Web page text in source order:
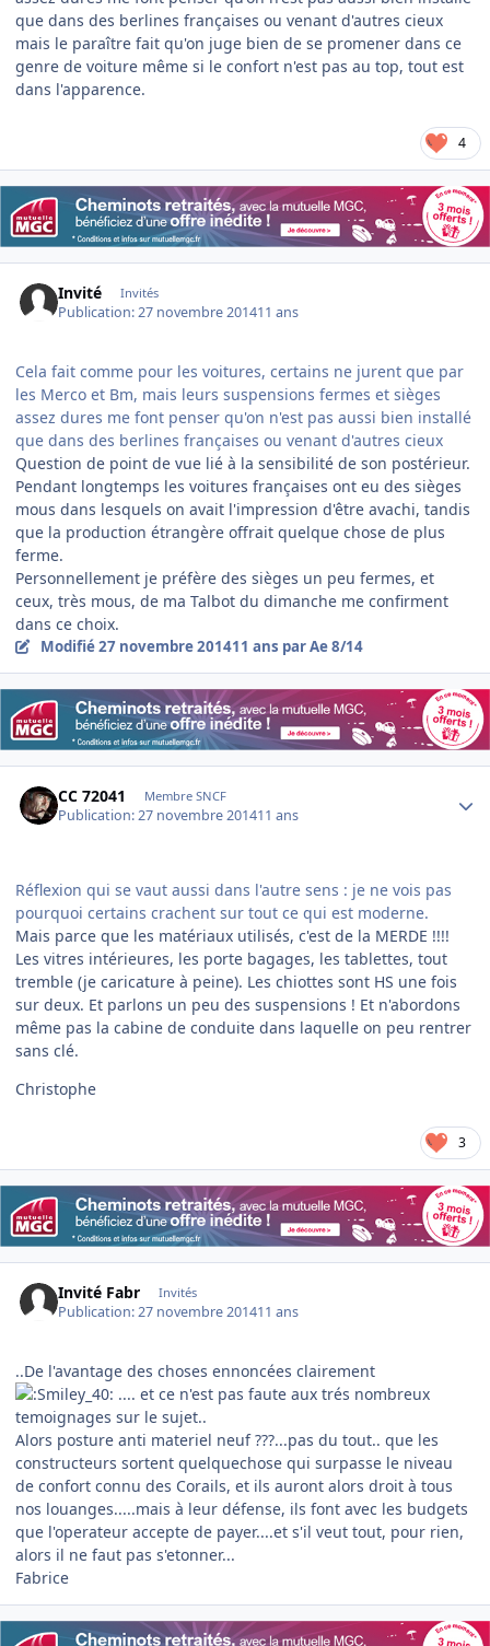
que dans des berlines françaises ou venant d'autres cieux
mais le paraître fait qu'on juge bien de se promener dans ce
genre de voiture même si le confort n'est pas au top, tout est
dans l'apparence.
4
Invité Invités
Publication:27 novembre 201411 ans
Cela fait comme pour les voitures, certains ne jurent que par
les Merco et Bm, mais leurs suspensions fermes et sièges
assez dures me font penser qu'on n'est pas aussi bien installé
que dans des berlines françaises ou venant d'autres cieux
Question de point de vue lié à la sensibilité de son postérieur.
Pendant longtemps les voitures françaises ont eu des sièges
mous dans lesquels on avait l'impression d'être avachi, tandis
que la production étrangère offrait quelque chose de plus
ferme.
Personnellement je préfère des sièges un peu fermes, et
ceux, très mous, de ma Talbot du dimanche me confirment
dans ce choix.
Modifié27 novembre 201411 ans par Ae 8/14
CC 72041 Membre SNCF
Publication:27 novembre 201411 ans
Réflexion qui se vaut aussi dans l'autre sens : je ne vois pas
pourquoi certains crachent sur tout ce qui est moderne.
Mais parce que les matériaux utilisés, c'est de la MERDE !!!!
Les vitres intérieures, les porte bagages, les tablettes, tout
tremble (je caricature à peine). Les chiottes sont HS une fois
sur deux. Et parlons un peu des suspensions ! Et n'abordons
même pas la cabine de conduite dans laquelle on peu rentrer
sans clé.
Christophe
3
Invité Fabr Invités
Publication:27 novembre 201411 ans
..De l'avantage des choses ennoncées clairement
.... et ce n'est pas faute aux trés nombreux
temoignages sur le sujet..
Alors posture anti materiel neuf ???...pas du tout.. que les
constructeurs sortent quelquechose qui surpasse le niveau
de confort connu des Corails, et ils auront alors droit à tous
nos louanges.....mais à leur défense, ils font avec les budgets
que l'operateur accepte de payer....et s'il veut tout, pour rien,
alors il ne faut pas s'etonner...
Fabrice